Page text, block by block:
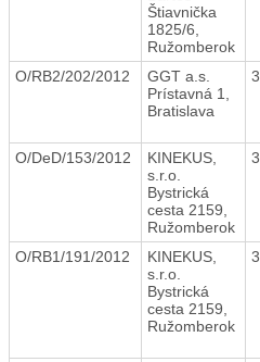
Štiavnička
1825/6,
Ružomberok
O/RB2/202/2012
GGT a.s.
Prístavná 1,
Bratislava
O/DeD/153/2012
KINEKUS,
s.r.o.
Bystrická
cesta 2159,
Ružomberok
O/RB1/191/2012
KINEKUS,
s.r.o.
Bystrická
cesta 2159,
Ružomberok